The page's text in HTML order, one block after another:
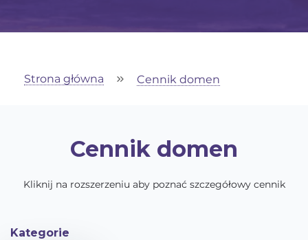
Strona główna Cennik domen
Cennik domen
Kliknij na rozszerzeniu aby poznać szczegółowy cennik
Kategorie